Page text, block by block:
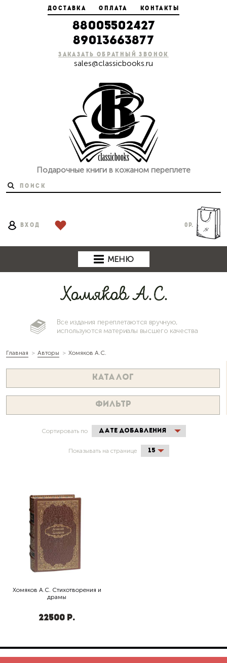
ДОСТАВКА ОПЛАТА КОНТАКТЫ
88005502427
89013663877
ЗАКАЗАТЬ ОБРАТНЫЙ ЗВОНОК
sales@classicbooks.ru
Подарочные книги в кожаном переплете
ВХОД 0 р.
МЕНЮ
Хомяков А.С.
Все издания переплетаются вручную,
используются материалы высшего качества
Главная Авторы Хомяков А.С.
КАТАЛОГ
ФИЛЬТР
Сортировать по
Показывать на странице
Хомяков А.С. Стихотворения и
драмы
22500 р.